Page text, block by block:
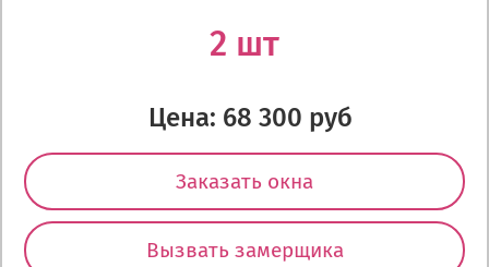
2 шт
Цена: 68 300 руб
Заказать окна
Вызвать замерщика